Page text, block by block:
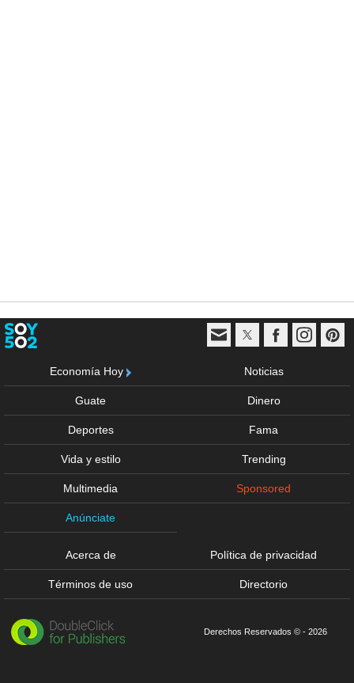
Economía Hoy Noticias
Guate Dinero
Deportes Fama
Vida y estilo Trending
Multimedia Sponsored
Anúnciate
Acerca de Política de privacidad
Términos de uso Directorio
Derechos Reservados © - 2026